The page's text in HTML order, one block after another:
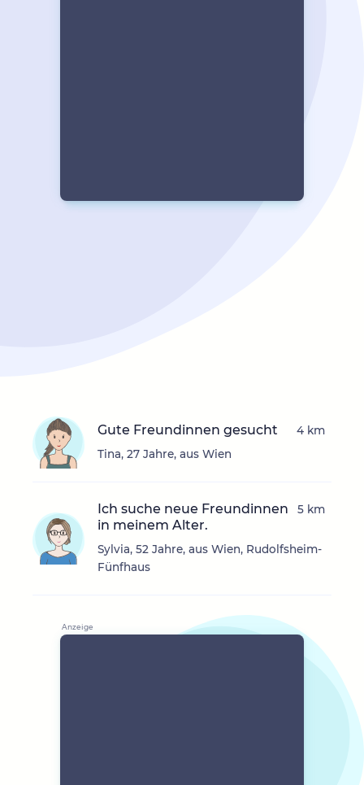
Gute Freundinnen gesucht
Tina, 27 Jahre, aus Wien
4 km
Ich suche neue Freundinnen
in meinem Alter.
Sylvia, 52 Jahre, aus Wien, Rudolfsheim-
Fünfhaus
5 km